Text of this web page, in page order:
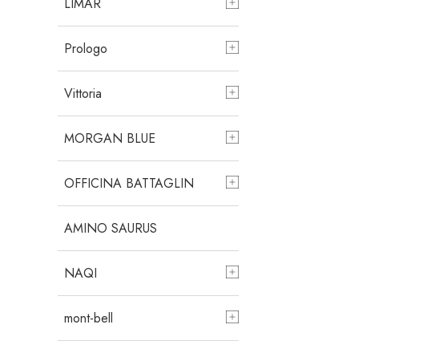
Prologo
Vittoria
MORGAN BLUE
OFFICINA BATTAGLIN
AMINO SAURUS
NAQI
mont-bell